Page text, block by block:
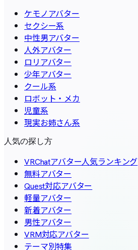
ケモノアバター
セクシー系
中性男アバター
人外アバター
ロリアバター
少年アバター
クール系
ロボット・メカ
児童系
現実お姉さん系
人気の探し方
VRChatアバター人気ランキング
無料アバター
Quest対応アバター
軽量アバター
新着アバター
男性アバター
VRM対応アバター
テーマ別特集